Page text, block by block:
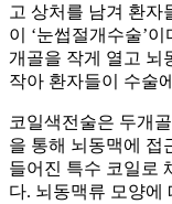
고 상처를 남겨 환자
이 ‘눈썹절개수술’
개골을 작게 열고 뇌
작아 환자들이 수술
코일색전술은 두개
을 통해 뇌동맥에 접
들어진 특수 코일로
다. 뇌동맥류 모양에